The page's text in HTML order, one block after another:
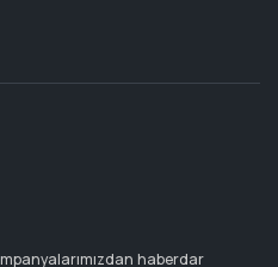
haberdar